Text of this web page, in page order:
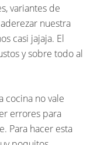
variantes de
nuestra
casi jajaja. El
y sobre todo al
cocina no vale
errores para
Para hacer esta